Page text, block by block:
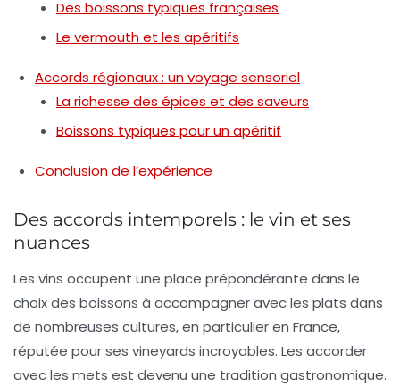
Des boissons typiques françaises
Le vermouth et les apéritifs
Accords régionaux : un voyage sensoriel
La richesse des épices et des saveurs
Boissons typiques pour un apéritif
Conclusion de l’expérience
Des accords intemporels : le vin et ses
nuances
Les vins occupent une place prépondérante dans le
choix des boissons à accompagner avec les plats dans
de nombreuses cultures, en particulier en France,
réputée pour ses vineyards incroyables. Les accorder
avec les mets est devenu une tradition gastronomique.